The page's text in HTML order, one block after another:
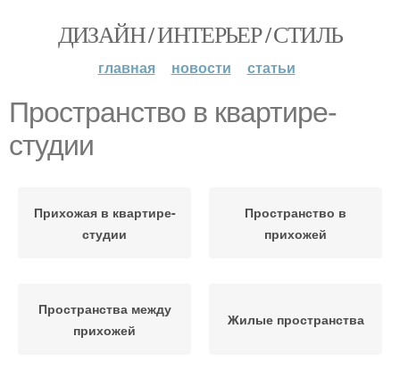
ДИЗАЙН / ИНТЕРЬЕР / СТИЛЬ
главная новости статьи
Пространство в квартире-
студии
Прихожая в квартире-
студии
Пространство в
прихожей
Пространства между
прихожей
Жилые пространства